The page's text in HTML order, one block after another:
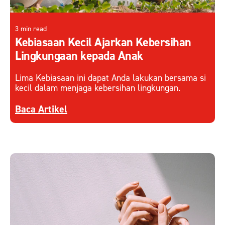
Kebiasaan Kecil Ajarkan Kebersihan
Lingkungaan kepada Anak